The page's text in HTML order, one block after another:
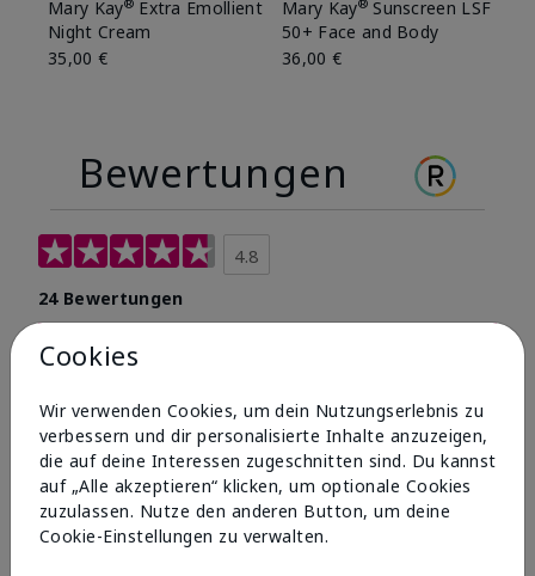
Mary Kay®Extra Emollient
Night Cream
35,00 €
Mary Kay®Sunscreen LSF
50+ Face and Body
36,00 €
Bewertungen
4.8
24 Bewertungen
96% würden es weiterempfehlen.
5 Sterne
23
4 Sterne
0
Cookies
Wir verwenden Cookies, um dein Nutzungserlebnis zu
verbessern und dir personalisierte Inhalte anzuzeigen,
die auf deine Interessen zugeschnitten sind. Du kannst
auf „Alle akzeptieren“ klicken, um optionale Cookies
zuzulassen. Nutze den anderen Button, um deine
Cookie-Einstellungen zu verwalten.